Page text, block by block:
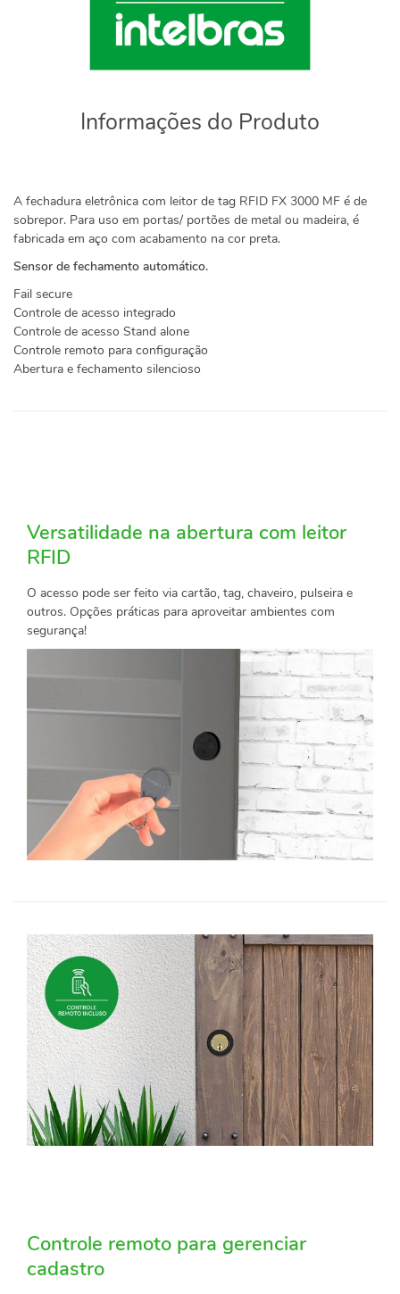
Informações do Produto
A fechadura eletrônica com leitor de tag RFID FX 3000 MF é de
sobrepor. Para uso em portas/ portões de metal ou madeira, é
fabricada em aço com acabamento na cor preta.
Sensor de fechamento automático.
Fail secure
Controle de acesso integrado
Controle de acesso Stand alone
Controle remoto para configuração
Abertura e fechamento silencioso
Versatilidade na abertura com leitor
RFID
O acesso pode ser feito via cartão, tag, chaveiro, pulseira e
outros. Opções práticas para aproveitar ambientes com
segurança!
Controle remoto para gerenciar
cadastro